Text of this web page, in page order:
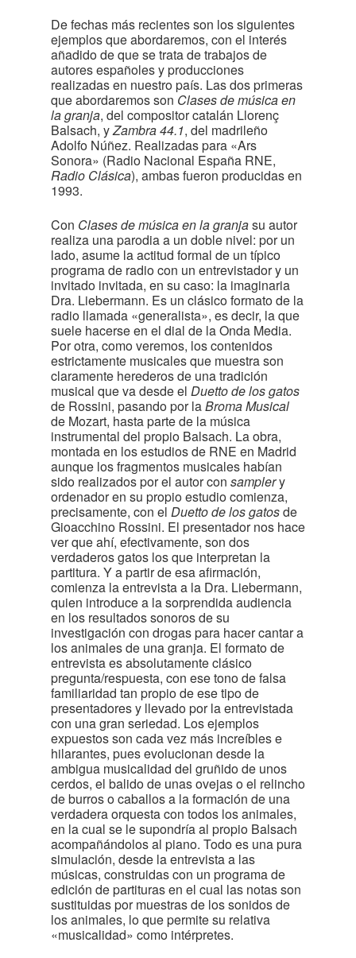
De fechas más recientes son los siguientes
ejemplos que abordaremos, con el interés
añadido de que se trata de trabajos de
autores españoles y producciones
realizadas en nuestro país. Las dos primeras
que abordaremos son Clases de música en
la granja, del compositor catalán Llorenç
Balsach, yZambra 44.1, del madrileño
Adolfo Núñez. Realizadas para «Ars
Sonora» (Radio Nacional España RNE,
Radio Clásica), ambas fueron producidas en
1993.
Con Clases de música en la granjasu autor
realiza una parodia a un doble nivel: por un
lado, asume la actitud formal de un típico
programa de radio con un entrevistador y un
invitado invitada, en su caso: la imaginaria
Dra. Liebermann. Es un clásico formato de la
radio llamada «generalista», es decir, la que
suele hacerse en el dial de la Onda Media.
Por otra, como veremos, los contenidos
estrictamente musicales que muestra son
claramente herederos de una tradición
musical que va desde el Duetto de los gatos
de Rossini, pasando por laBroma Musical
de Mozart, hasta parte de la música
instrumental del propio Balsach. La obra,
montada en los estudios de RNE en Madrid
aunque los fragmentos musicales habían
sido realizados por el autor con samplery
ordenador en su propio estudio comienza,
precisamente, con el Duetto de los gatosde
Gioacchino Rossini. El presentador nos hace
ver que ahí, efectivamente, son dos
verdaderos gatos los que interpretan la
partitura. Y a partir de esa afirmación,
comienza la entrevista a la Dra. Liebermann,
quien introduce a la sorprendida audiencia
en los resultados sonoros de su
investigación con drogas para hacer cantar a
los animales de una granja. El formato de
entrevista es absolutamente clásico
pregunta/respuesta, con ese tono de falsa
familiaridad tan propio de ese tipo de
presentadores y llevado por la entrevistada
con una gran seriedad. Los ejemplos
expuestos son cada vez más increíbles e
hilarantes, pues evolucionan desde la
ambigua musicalidad del gruñido de unos
cerdos, el balido de unas ovejas o el relincho
de burros o caballos a la formación de una
verdadera orquesta con todos los animales,
en la cual se le supondría al propio Balsach
acompañándolos al piano. Todo es una pura
simulación, desde la entrevista a las
músicas, construidas con un programa de
edición de partituras en el cual las notas son
sustituidas por muestras de los sonidos de
los animales, lo que permite su relativa
«musicalidad» como intérpretes.